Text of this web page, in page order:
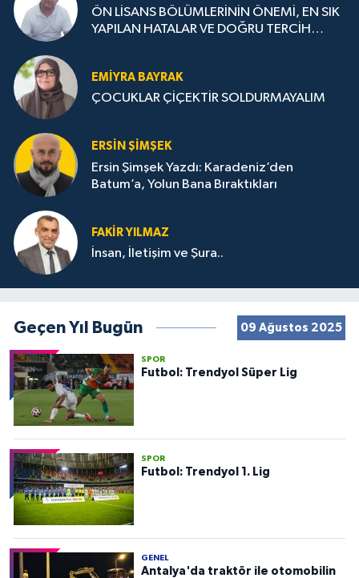
ÖN LİSANS BÖLÜMLERİNİN ÖNEMİ, EN SIK
YAPILAN HATALAR VE DOĞRU TERCİH
EMIYRA BAYRAK
ÇOCUKLAR ÇİÇEKTİR SOLDURMAYALIM
ERSIN ŞIMŞEK
Ersin Şimşek Yazdı: Karadeniz’den
Batum’a, Yolun Bana Bıraktıkları
FAKIR YILMAZ
İnsan, İletişim ve Şura..
Geçen Yıl Bugün 09 Ağustos 2025
SPOR
Futbol: Trendyol Süper Lig
SPOR
Futbol: Trendyol 1. Lig
GENEL
Antalya'da traktör ile otomobilin